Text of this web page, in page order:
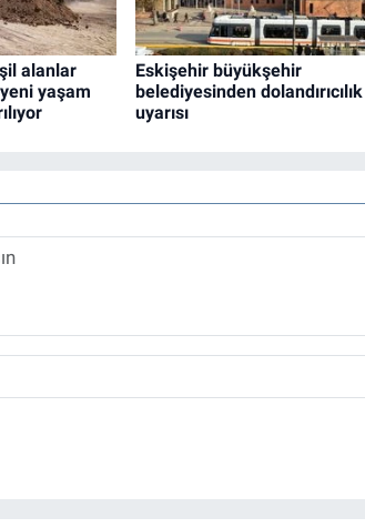
alanlar
yaşam
Eskişehir büyükşehir
belediyesinden dolandırıcılık
uyarısı